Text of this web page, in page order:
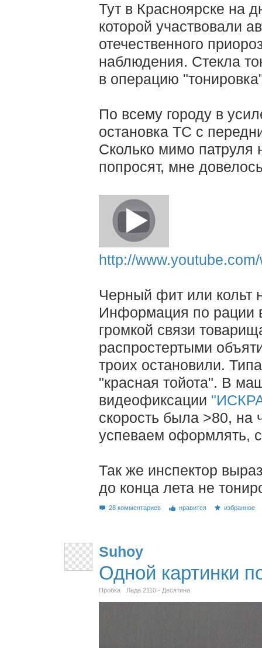
Тут в Красноярске на
которой участвовали
отечественного
наблюдения. Стекла
в операцию
По всему городу в
остановка ТС с
Сколько мимо патруля
попросят, мне
http://
Черный фит или кольт
Информация по
громкой связи
распростертыми
троих остановили.
"красная тойота". В
видеофиксации
скорость была >80, на
успеваем оформлять,
Так же инспектор
до конца лета не
28 комментариев нравится избранное
Suhoy
Одной картинки
Пробка Лада 2110 - Десятина